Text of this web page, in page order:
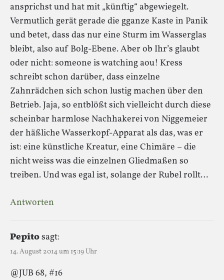
ansprichst und hat mit „künftig“ abgewiegelt.
Vermutlich gerät gerade die gganze Kaste in Panik
und betet, dass das nur eine Sturm im Wasserglas
bleibt, also auf Bolg-Ebene. Aber ob Ihr’s glaubt
oder nicht: someone is watching aou! Kress
schreibt schon darüber, dass einzelne
Zahnrädchen sich schon lustig machen über den
Betrieb. Jaja, so entblößt sich vielleicht durch diese
scheinbar harmlose Nachhakerei von Niggemeier
der häßliche Wasserkopf-Apparat als das, was er
ist: eine künstliche Kreatur, eine Chimäre – die
nicht weiss was die einzelnen Gliedmaßen so
treiben. Und was egal ist, solange der Rubel rollt…
Antworten
Pepitosagt:
14. August 2014 um 15:19 Uhr
@JUB 68, #16